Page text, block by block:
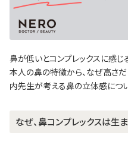
鼻が低いとコンプレックスに感じ
本人の鼻の特徴から、なぜ高さ
内先生が考える鼻の立体感につ
なぜ、鼻コンプレックスは生